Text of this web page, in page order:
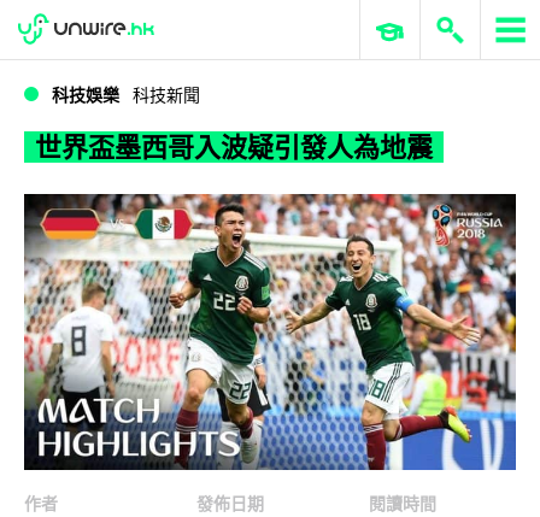
世界盃墨西哥入波疑引發人為地震
WWDC 2026 ERP 與商業 AI
科技娛樂 科技新聞
世界盃墨西哥入波疑引發人為地震
作者
發佈日期
閱讀時間